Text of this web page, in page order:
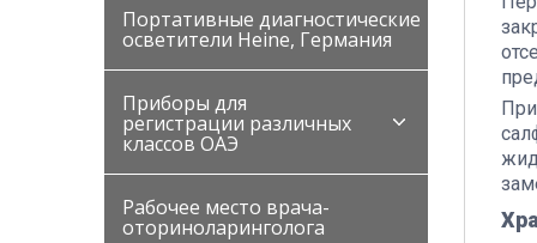
Портативные диагностические
осветители Heine, Германия
Приборы для
регистрации различных
классов ОАЭ
Рабочее место врача-
оториноларинголога